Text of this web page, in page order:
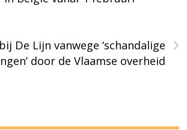
›
De Lijn vanwege ‘schandalige
door de Vlaamse overheid